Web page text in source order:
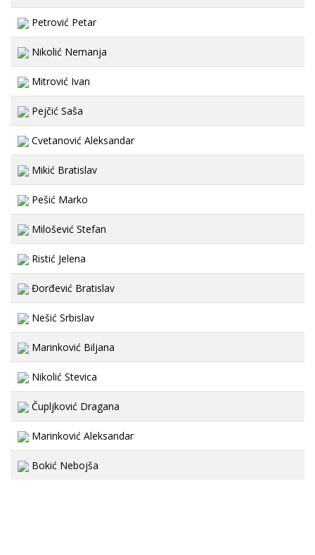
Petrović Petar
Nikolić Nemanja
Mitrović Ivan
Pejčić Saša
Cvetanović Aleksandar
Mikić Bratislav
Pešić Marko
Milošević Stefan
Ristić Jelena
Đorđević Bratislav
Nešić Srbislav
Marinković Biljana
Nikolić Stevica
Čupljković Dragana
Marinković Aleksandar
Bokić Nebojša